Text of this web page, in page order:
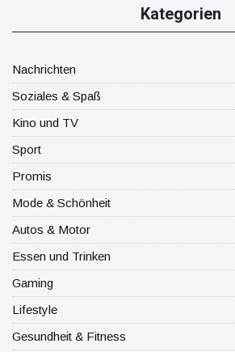
Kategorien
Nachrichten
Soziales & Spaß
Kino und TV
Sport
Promis
Mode & Schönheit
Autos & Motor
Essen und Trinken
Gaming
Lifestyle
Gesundheit & Fitness